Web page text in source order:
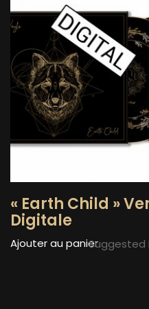
« Earth Child »
Digitale
Ajouter au panierSuggested